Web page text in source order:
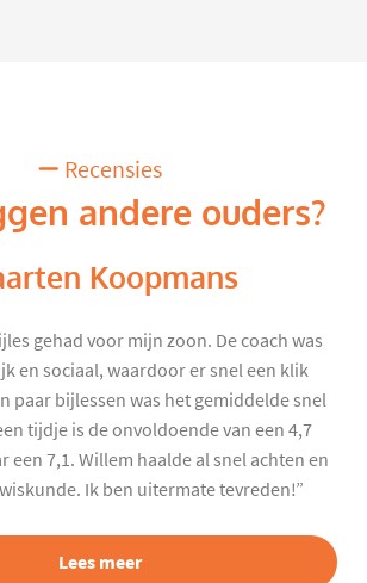
Recensies
andere ouders?
Koopmans
gehad voor mijn zoon. De coach was
en sociaal, waardoor er snel een klik
paar bijlessen was het gemiddelde snel
tijdje is de onvoldoende van een 4,7
een 7,1. Willem haalde al snel achten en
Ik ben uitermate tevreden!”
Lees meer